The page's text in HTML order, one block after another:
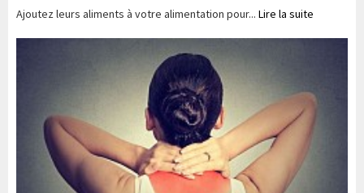
Ajoutez leurs aliments à votre alimentation pour... Lire la suite